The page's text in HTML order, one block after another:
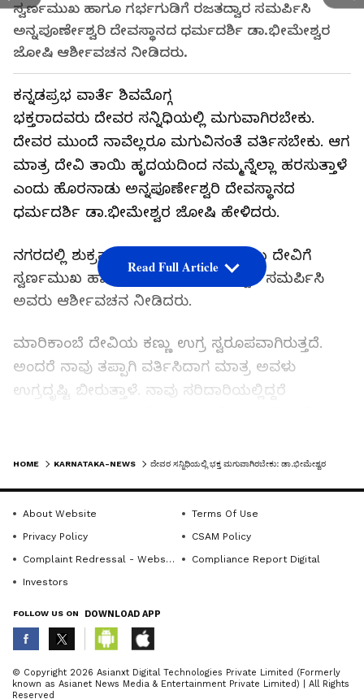
ಸ್ವರ್ಣಮುಖ ಹಾಗೂ ಗರ್ಭಗುಡಿಗೆ ರಜತದ್ವಾರ ಸಮರ್ಪಿಸಿ
ಅನ್ನಪೂರ್ಣೇಶ್ವರಿ ದೇವಸ್ಥಾನದ ಧರ್ಮದರ್ಶಿ ಡಾ.ಭೀಮೇಶ್ವರ
ಜೋಷಿ ಆರ್ಶೀವಚನ ನೀಡಿದರು.
ಕನ್ನಡಪ್ರಭ ವಾರ್ತೆ ಶಿವಮೊಗ್ಗ
ಭಕ್ತರಾದವರು ದೇವರ ಸನ್ನಿಧಿಯಲ್ಲಿ ಮಗುವಾಗಿರಬೇಕು.
ದೇವರ ಮುಂದೆ ನಾವೆಲ್ಲರೂ ಮಗುವಿನಂತೆ ವರ್ತಿಸಬೇಕು. ಆಗ
ಮಾತ್ರ ದೇವಿ ತಾಯಿ ಹೃದಯದಿಂದ ನಮ್ಮನ್ನೆಲ್ಲಾ ಹರಸುತ್ತಾಳೆ
ಎಂದು ಹೊರನಾಡು ಅನ್ನಪೂರ್ಣೇಶ್ವರಿ ದೇವಸ್ಥಾನದ
ಧರ್ಮದರ್ಶಿ ಡಾ.ಭೀಮೇಶ್ವರ ಜೋಷಿ ಹೇಳಿದರು.
ನಗರದಲ್ಲಿ ಶುಕ್ರವಾರ ಕೋಟೆ ಶ್ರೀ ಮಾರಿಕಾಂಬ ದೇವಿಗೆ
ಸ್ವರ್ಣಮುಖ ಹಾಗೂ ಗರ್ಭಗುಡಿಗೆ ರಜತದ್ವಾರ ಸಮರ್ಪಿಸಿ
ಅವರು ಆರ್ಶೀವಚನ ನೀಡಿದರು.
ಮಾರಿಕಾಂಬೆ ದೇವಿಯ ಕಣ್ಣು ಉಗ್ರ ಸ್ವರೂಪವಾಗಿರುತ್ತದೆ.
ಅಂದರೆ ನಾವು ತಪ್ಪಾಗಿ ವರ್ತಿಸಿದಾಗ ಮಾತ್ರ ಅವಳು
ಉಗ್ರದೃಷ್ಟಿ ಬೀರುತ್ತಾಳೆ. ನಾವು ಸರಿದಾರಿಯಲ್ಲಿದ್ದರೆ
ಯಾವುದಕ್ಕೆ ಅರ್ಹನಿದ್ದೇನೋ ಅದೆಲ್ಲವನ್ನು ಅನುಗ್ರಹಿಸು
ಎಂದು ಬೇಡಿಕೊಂಡರೆ ದೇವಿ ಸಂತುಷ್ಟಳಾಗಿ ಎಲ್ಲವನ್ನೂ
ದಯಪಾಲಿಸುತ್ತಾಳೆ ಎಂದು ಹೇಳಿದರು.
ಗ್ರಾಮೀಣ ಭಾಗದಲ್ಲಿ ಜಗಳಗಳಾದಾಗ ಅಥವಾ ವೈಮನಸ್ಸು
ನಾವು ಬಲಿಯನ್ನು ಕೊಡುತ್ತೇವೆ. ಅದೇ ರೀತಿ ನಮ್ಮಲ್ಲಿರುವ
ಅಧರ್ಮ, ದ್ವೇಷ, ಅಸೂಯೆಗಳನ್ನು ತೆಗೆದುಹಾಕುವುದಕ್ಕೆ
ಮಾರಿಹಬ್ಬದ ಉಲ್ಳೇಖವನ್ನು ಮಾಡುತ್ತಾರೆ ಎಂದು ಹೇಳಿದರು.
Read Full Article
ABOUT THE AUTHOR
K KannadaprabhaNewsNetwork
HOME KARNATAKA-NEWS
About Website
Terms Of Use
Privacy Policy
CSAM Policy
Complaint Redressal - Website
Compliance Report Digital
Investors
FOLLOW US ON DOWNLOAD APP
© Copyright 2026 Asianxt Digital Technologies Private Limited (Formerly
known as Asianet News Media & Entertainment Private Limited) | All Rights
Reserved